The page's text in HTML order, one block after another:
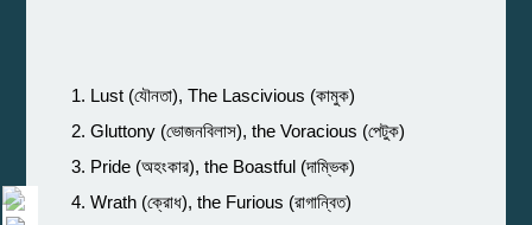
1. Lust (যৌনতা), The Lascivious (কামুক)
2. Gluttony (ভোজনবিলাস), the Voracious (পেটুক)
3. Pride (অহংকার), the Boastful (দাম্ভিক)
4. Wrath (ক্রোধ), the Furious (রাগান্বিত)